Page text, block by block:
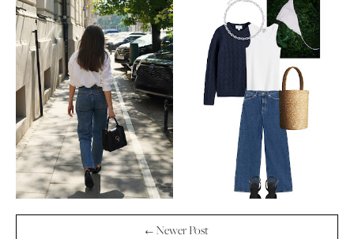
← Newer Post